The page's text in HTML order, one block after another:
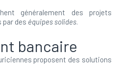
généralement des projets
par des équipes solides.
bancaire
proposent des solutions